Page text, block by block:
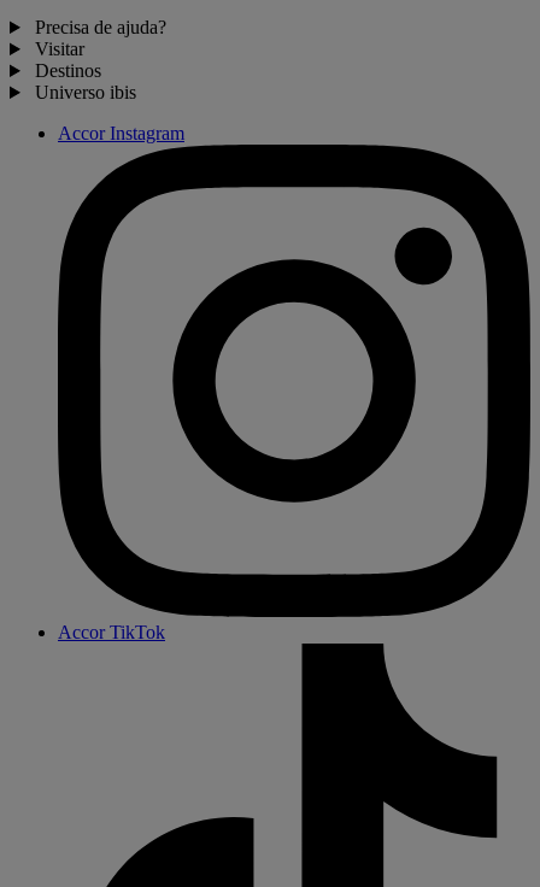
Precisa de ajuda?
Visitar
Destinos
Universo ibis
Accor Instagram
Accor TikTok